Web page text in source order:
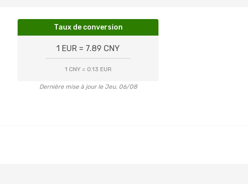
Taux de conversion
1 EUR = 7.89 CNY
1 CNY = 0.13 EUR
Dernière mise à jour le Jeu. 06/08